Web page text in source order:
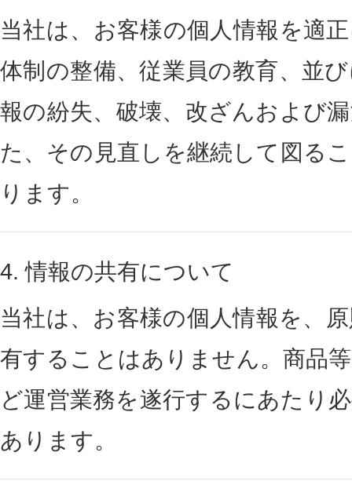
当社は、お客様の個人情報を適
体制の整備、従業員の教育、並
報の紛失、破壊、改ざんおよび
た、その見直しを継続して図る
ります。
4.情報の共有について
当社は、お客様の個人情報を、
有することはありません。 商品
ど運営業務を遂行するにあたり
あります。